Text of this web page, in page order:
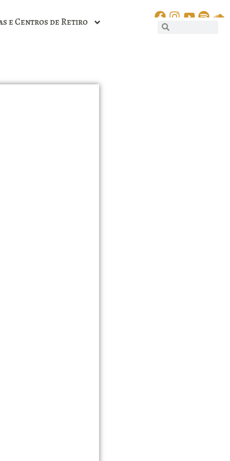
e Centros de Retiro